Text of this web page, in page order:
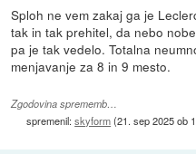
Sploh ne vem zakaj ga je
tak in tak prehitel, da nebo
pa je tak vedelo. Totalna
menjavanje za 8 in 9 mesto.
Zgodovina sprememb…
spremenil:skyform(21. sep 2025 ob